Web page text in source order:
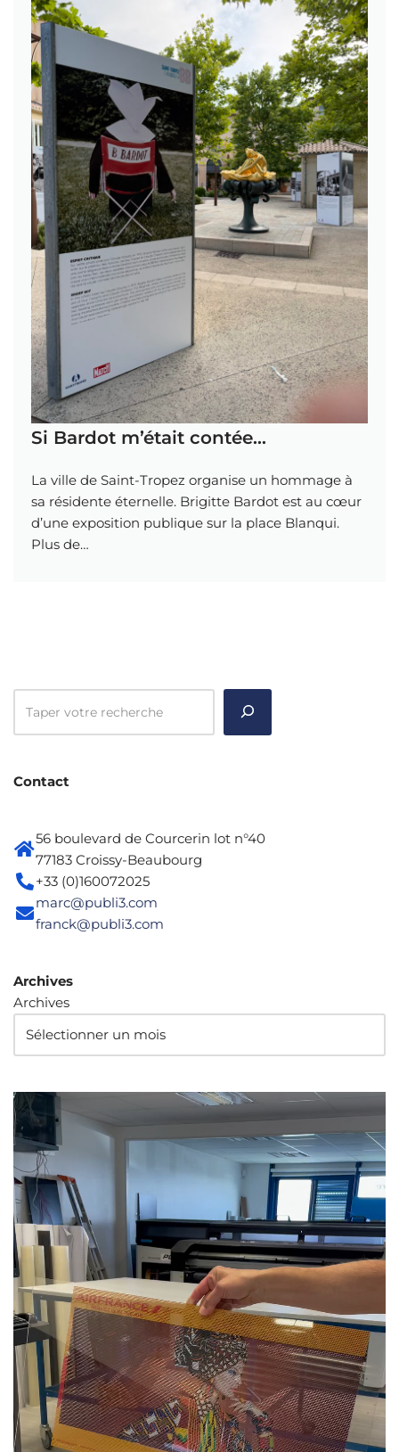
Si Bardot m’était contée…
La ville de Saint-Tropez organise un hommage à
sa résidente éternelle. Brigitte Bardot est au cœur
d’une exposition publique sur la place Blanqui.
Plus de…
Contact
56 boulevard de Courcerin lot n°40
77183 Croissy-Beaubourg
+33 (0)160072025
marc@publi3.com
franck@publi3.com
Archives
Archives